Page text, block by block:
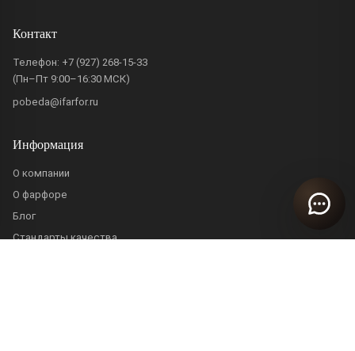
Контакт
Телефон: +7 (927) 268-15-33
(Пн–Пт 9:00–16:30 МСК)
pobeda@ifarfor.ru
Информация
О компании
О фарфоре
Блог
Стандарты качества